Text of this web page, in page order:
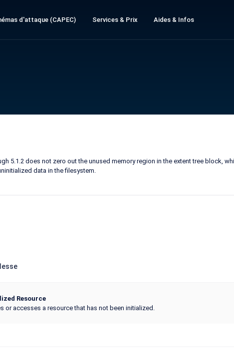
d'attaque (CAPEC) Services & Prix Aides & Infos
5.1.2 does not zero out the unused memory region in the extent tree block,
data in the filesystem.
Resource
or accesses a resource that has not been initialized.